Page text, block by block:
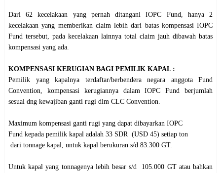
Dari 62 kecelakaan yang pernah ditangani IOPC Fund, hanya 2
kecelakaan yang memberikan claim lebih dari batas kompensasi IOPC
Fund tersebut, pada kecelakaan lainnya total claim jauh dibawah batas
kompensasi yang ada.
KOMPENSASI KERUGIAN BAGI PEMILIK KAPAL :
Pemilik yang kapalnya terdaftar/berbendera negara anggota Fund
Convention, kompensasi kerugiannya dalam IOPC Fund berjumlah
sesuai dng kewajiban ganti rugi dlm CLC Convention.
Maximum kompensasi ganti rugi yang dapat dibayarkan IOPC
Fund kepada pemilik kapal adalah 33 SDR (USD 45) setiap ton
dari tonnage kapal, untuk kapal berukuran s/d 83.300 GT.
Untuk kapal yang tonnagenya lebih besar s/d 105.000 GT atau bahkan